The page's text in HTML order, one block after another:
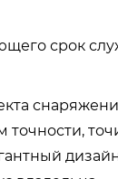
срок
точности,